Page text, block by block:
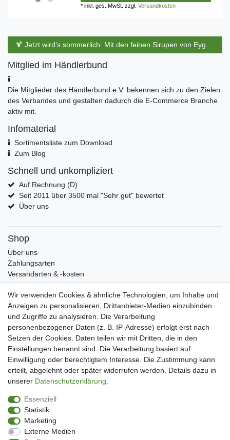
*inkl. ges. MwSt. zzgl.Versandkosten
🍹 Jetzt wird’s sommerlich: Mit den feinen Sirupen von Eyguebelle entstehen erfrischende Cocktails und köstliche Sommerdrinks.
Mitglied im Händlerbund
Die Mitglieder des Händlerbund e.V. bekennen sich zu den Zielen
des Verbandes und gestalten dadurch die E-Commerce Branche
aktiv mit.
Infomaterial
Sortimentsliste zum Download
Zum Blog
Schnell und unkompliziert
Auf Rechnung (D)
Seit 2011 über 3500 mal "Sehr gut" bewertet
Über uns
Shop
Über uns
Zahlungsarten
Versandarten & -kosten
Widerrufsrecht
Warenkorb
Zur Kasse
Mein Konto
Kundenkonto eröffnen
Im Kundenkonto anmelden
Wunschliste
Service
Datenschutzerklärung
AGB
Impressum
Facebook
Wir verwenden Cookies & ähnliche Technologien, um Inhalte und
Anzeigen zu personalisieren, Drittanbieter-Medien einzubinden
und Zugriffe zu analysieren. Die Verarbeitung
personenbezogener Daten (z. B. IP-Adresse) erfolgt erst nach
Setzen der Cookies. Daten teilen wir mit Dritten, die in den
Einstellungen benannt sind. Die Verarbeitung basiert auf
Einwilligung oder berechtigtem Interesse. Die Zustimmung kann
erteilt, abgelehnt oder später widerrufen werden. Details dazu in
unserer Daten­schutz­erklärung
Essenziell
Statistik
Marketing
Externe Medien